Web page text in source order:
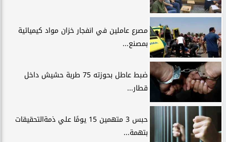
مصرع عاملين في انفجار خزان مواد كيميائية
بمصنع...
ضبط عاطل بحوزته 75 طربة حشيش داخل
قطار...
حبس 3 متهمين 15 يومًا علي ذمةالتحقيقات
بتهمة...